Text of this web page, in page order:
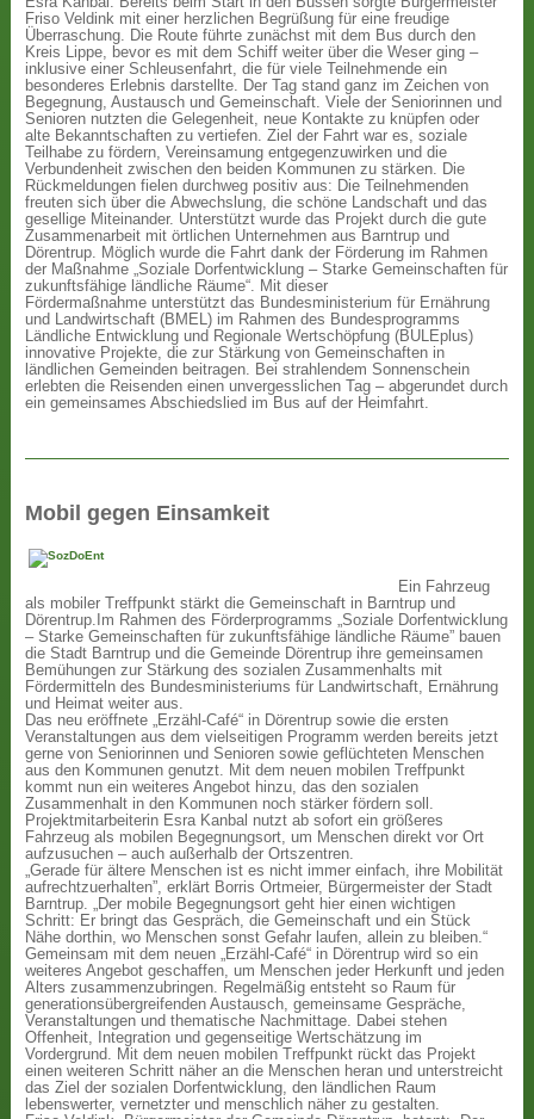
Friso Veldink mit einer herzlichen Begrüßung für eine freudige
Überraschung. Die Route führte zunächst mit dem Bus durch den
Kreis Lippe, bevor es mit dem Schiff weiter über die Weser ging –
inklusive einer Schleusenfahrt, die für viele Teilnehmende ein
besonderes Erlebnis darstellte. Der Tag stand ganz im Zeichen von
Begegnung, Austausch und Gemeinschaft. Viele der Seniorinnen und
Senioren nutzten die Gelegenheit, neue Kontakte zu knüpfen oder
alte Bekanntschaften zu vertiefen. Ziel der Fahrt war es, soziale
Teilhabe zu fördern, Vereinsamung entgegenzuwirken und die
Verbundenheit zwischen den beiden Kommunen zu stärken. Die
Rückmeldungen fielen durchweg positiv aus: Die Teilnehmenden
freuten sich über die Abwechslung, die schöne Landschaft und das
gesellige Miteinander. Unterstützt wurde das Projekt durch die gute
Zusammenarbeit mit örtlichen Unternehmen aus Barntrup und
Dörentrup. Möglich wurde die Fahrt dank der Förderung im Rahmen
der Maßnahme „Soziale Dorfentwicklung – Starke Gemeinschaften für
zukunftsfähige ländliche Räume“. Mit dieser
Fördermaßnahme unterstützt das Bundesministerium für Ernährung
und Landwirtschaft (BMEL) im Rahmen des Bundesprogramms
Ländliche Entwicklung und Regionale Wertschöpfung (BULEplus)
innovative Projekte, die zur Stärkung von Gemeinschaften in
ländlichen Gemeinden beitragen. Bei strahlendem Sonnenschein
erlebten die Reisenden einen unvergesslichen Tag – abgerundet durch
ein gemeinsames Abschiedslied im Bus auf der Heimfahrt.
Mobil gegen Einsamkeit
Ein Fahrzeug
als mobiler Treffpunkt stärkt die Gemeinschaft in Barntrup und
Dörentrup.Im Rahmen des Förderprogramms „Soziale Dorfentwicklung
– Starke Gemeinschaften für zukunftsfähige ländliche Räume” bauen
die Stadt Barntrup und die Gemeinde Dörentrup ihre gemeinsamen
Bemühungen zur Stärkung des sozialen Zusammenhalts mit
Fördermitteln des Bundesministeriums für Landwirtschaft, Ernährung
und Heimat weiter aus.
Das neu eröffnete „Erzähl-Café“ in Dörentrup sowie die ersten
Veranstaltungen aus dem vielseitigen Programm werden bereits jetzt
gerne von Seniorinnen und Senioren sowie geflüchteten Menschen
aus den Kommunen genutzt. Mit dem neuen mobilen Treffpunkt
kommt nun ein weiteres Angebot hinzu, das den sozialen
Zusammenhalt in den Kommunen noch stärker fördern soll.
Projektmitarbeiterin Esra Kanbal nutzt ab sofort ein größeres
Fahrzeug als mobilen Begegnungsort, um Menschen direkt vor Ort
aufzusuchen – auch außerhalb der Ortszentren.
„Gerade für ältere Menschen ist es nicht immer einfach, ihre Mobilität
aufrechtzuerhalten”, erklärt Borris Ortmeier, Bürgermeister der Stadt
Barntrup. „Der mobile Begegnungsort geht hier einen wichtigen
Schritt: Er bringt das Gespräch, die Gemeinschaft und ein Stück
Nähe dorthin, wo Menschen sonst Gefahr laufen, allein zu bleiben.“
Gemeinsam mit dem neuen „Erzähl-Café“ in Dörentrup wird so ein
weiteres Angebot geschaffen, um Menschen jeder Herkunft und jeden
Alters zusammenzubringen. Regelmäßig entsteht so Raum für
generationsübergreifenden Austausch, gemeinsame Gespräche,
Veranstaltungen und thematische Nachmittage. Dabei stehen
Offenheit, Integration und gegenseitige Wertschätzung im
Vordergrund. Mit dem neuen mobilen Treffpunkt rückt das Projekt
einen weiteren Schritt näher an die Menschen heran und unterstreicht
das Ziel der sozialen Dorfentwicklung, den ländlichen Raum
lebenswerter, vernetzter und menschlich näher zu gestalten.